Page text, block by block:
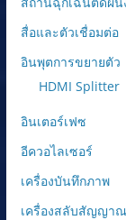
สื่อและตัวเชื่อมต่อ
อินพุตการขยายตัว
HDMI Splitter
อินเตอร์เฟซ
อีควอไลเซอร์
เครื่องบันทึกภาพ
เครื่องสลับสัญญา